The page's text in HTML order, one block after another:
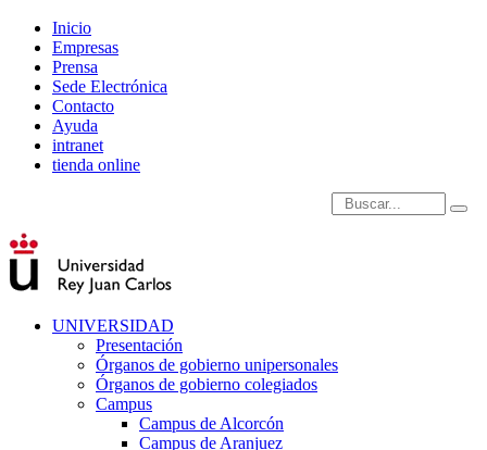
Inicio
Empresas
Prensa
Sede Electrónica
Contacto
Ayuda
intranet
tienda online
Introduce términos de
UNIVERSIDAD
Presentación
Órganos de gobierno unipersonales
Órganos de gobierno colegiados
Campus
Campus de Alcorcón
Campus de Aranjuez